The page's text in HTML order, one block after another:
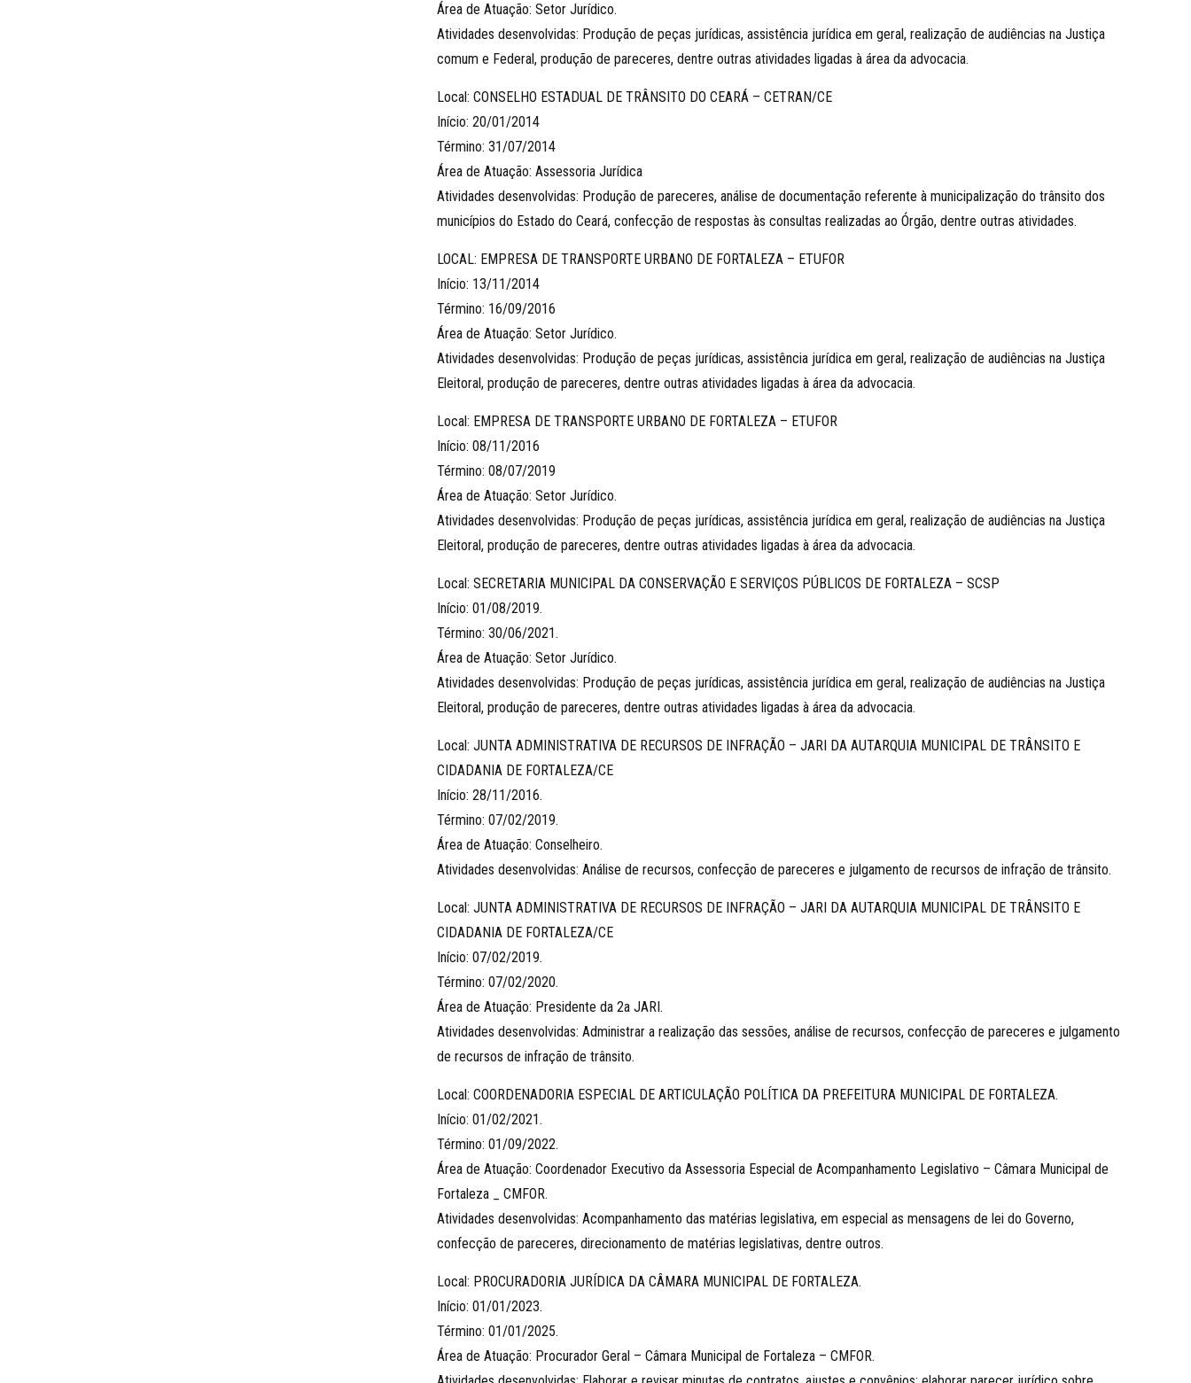
Área de Atuação: Setor Jurídico.
Atividades desenvolvidas: Produção de peças jurídicas, assistência jurídica em geral, realização de audiências na Justiça
comum e Federal, produção de pareceres, dentre outras atividades ligadas à área da advocacia.
Local: CONSELHO ESTADUAL DE TRÂNSITO DO CEARÁ – CETRAN/CE
Início: 20/01/2014
Término: 31/07/2014
Área de Atuação: Assessoria Jurídica
Atividades desenvolvidas: Produção de pareceres, análise de documentação referente à municipalização do trânsito dos
municípios do Estado do Ceará, confecção de respostas às consultas realizadas ao Órgão, dentre outras atividades.
LOCAL: EMPRESA DE TRANSPORTE URBANO DE FORTALEZA – ETUFOR
Início: 13/11/2014
Término: 16/09/2016
Área de Atuação: Setor Jurídico.
Atividades desenvolvidas: Produção de peças jurídicas, assistência jurídica em geral, realização de audiências na Justiça
Eleitoral, produção de pareceres, dentre outras atividades ligadas à área da advocacia.
Local: EMPRESA DE TRANSPORTE URBANO DE FORTALEZA – ETUFOR
Início: 08/11/2016
Término: 08/07/2019
Área de Atuação: Setor Jurídico.
Atividades desenvolvidas: Produção de peças jurídicas, assistência jurídica em geral, realização de audiências na Justiça
Eleitoral, produção de pareceres, dentre outras atividades ligadas à área da advocacia.
Local: SECRETARIA MUNICIPAL DA CONSERVAÇÃO E SERVIÇOS PÚBLICOS DE FORTALEZA – SCSP
Início: 01/08/2019.
Término: 30/06/2021.
Área de Atuação: Setor Jurídico.
Atividades desenvolvidas: Produção de peças jurídicas, assistência jurídica em geral, realização de audiências na Justiça
Eleitoral, produção de pareceres, dentre outras atividades ligadas à área da advocacia.
Local: JUNTA ADMINISTRATIVA DE RECURSOS DE INFRAÇÃO – JARI DA AUTARQUIA MUNICIPAL DE TRÂNSITO E
CIDADANIA DE FORTALEZA/CE
Início: 28/11/2016.
Término: 07/02/2019.
Área de Atuação: Conselheiro.
Atividades desenvolvidas: Análise de recursos, confecção de pareceres e julgamento de recursos de infração de trânsito.
Local: JUNTA ADMINISTRATIVA DE RECURSOS DE INFRAÇÃO – JARI DA AUTARQUIA MUNICIPAL DE TRÂNSITO E
CIDADANIA DE FORTALEZA/CE
Início: 07/02/2019.
Término: 07/02/2020.
Área de Atuação: Presidente da 2a JARI.
Atividades desenvolvidas: Administrar a realização das sessões, análise de recursos, confecção de pareceres e julgamento
de recursos de infração de trânsito.
Local: COORDENADORIA ESPECIAL DE ARTICULAÇÃO POLÍTICA DA PREFEITURA MUNICIPAL DE FORTALEZA.
Início: 01/02/2021.
Término: 01/09/2022.
Área de Atuação: Coordenador Executivo da Assessoria Especial de Acompanhamento Legislativo – Câmara Municipal de
Fortaleza _ CMFOR.
Atividades desenvolvidas: Acompanhamento das matérias legislativa, em especial as mensagens de lei do Governo,
confecção de pareceres, direcionamento de matérias legislativas, dentre outros.
Local: PROCURADORIA JURÍDICA DA CÂMARA MUNICIPAL DE FORTALEZA.
Início: 01/01/2023.
Término: 01/01/2025.
Área de Atuação: Procurador Geral – Câmara Municipal de Fortaleza – CMFOR.